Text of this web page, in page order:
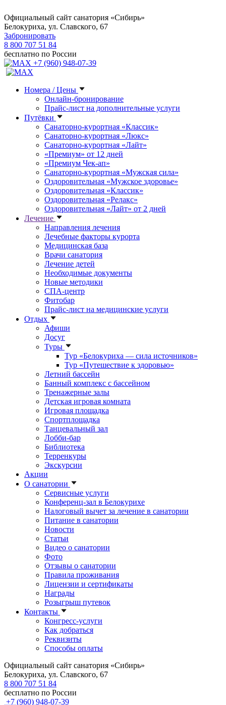
Официальный сайт санатория «Сибирь»
Белокуриха, ул. Славского, 67
Забронировать
8 800 707 51 84
бесплатно по России
+7 (960) 948-07-39
Номера / Цены
Онлайн-бронирование
Прайс-лист на дополнительные услуги
Путёвки
Санаторно-курортная «Классик»
Санаторно-курортная «Люкс»
Санаторно-курортная «Лайт»
«Премиум» от 12 дней
«Премиум Чек-ап»
Санаторно-курортная «Мужская сила»
Оздоровительная «Мужское здоровье»
Оздоровительная «Классик»
Оздоровительная «Релакс»
Оздоровительная «Лайт» от 2 дней
Лечение
Направления лечения
Лечебные факторы курорта
Медицинская база
Врачи санатория
Лечение детей
Необходимые документы
Новые методики
СПА-центр
Фитобар
Прайс-лист на медицинские услуги
Отдых
Афиши
Досуг
Туры
Тур «Белокуриха — сила источников»
Тур «Путешествие к здоровью»
Летний бассейн
Банный комплекс с бассейном
Тренажерные залы
Детская игровая комната
Игровая площадка
Спортплощадка
Танцевальный зал
Лобби-бар
Библиотека
Терренкуры
Экскурсии
Акции
О санатории
Сервисные услуги
Конференц-зал в Белокурихе
Налоговый вычет за лечение в санатории
Питание в санатории
Новости
Статьи
Видео о санатории
Фото
Отзывы о санатории
Правила проживания
Лицензии и сертификаты
Награды
Розыгрыш путевок
Контакты
Конгресс-услуги
Как добраться
Реквизиты
Способы оплаты
Официальный сайт санатория «Сибирь»
Белокуриха, ул. Славского, 67
8 800 707 51 84
бесплатно по России
+7 (960) 948-07-39